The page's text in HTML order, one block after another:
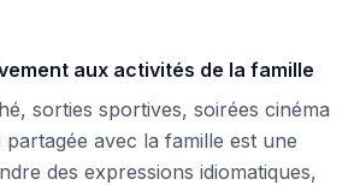
aux activités de la famille
sorties sportives, soirées cinéma
avec la famille est une
des expressions idiomatiques,